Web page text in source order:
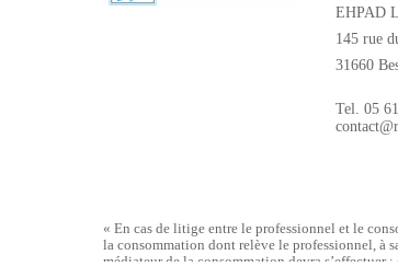
EHPAD
145 rue
31660
Tel. 05
« En cas de litige entre le professionnel et le
la consommation dont relève le professionnel, à
médiateur de la consommation devra s’effectuer